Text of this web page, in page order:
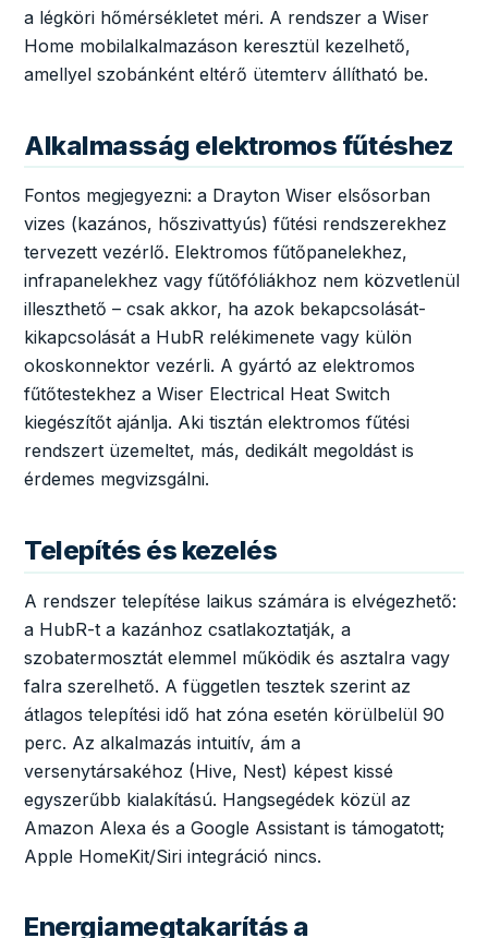
a légköri hőmérsékletet méri. A rendszer a Wiser
Home mobilalkalmazáson keresztül kezelhető,
amellyel szobánként eltérő ütemterv állítható be.
Alkalmasság elektromos fűtéshez
Fontos megjegyezni: a Drayton Wiser elsősorban
vizes (kazános, hőszivattyús) fűtési rendszerekhez
tervezett vezérlő. Elektromos fűtőpanelekhez,
infrapanelekhez vagy fűtőfóliákhoz nem közvetlenül
illeszthető – csak akkor, ha azok bekapcsolását-
kikapcsolását a HubR relékimenete vagy külön
okoskonnektor vezérli. A gyártó az elektromos
fűtőtestekhez a Wiser Electrical Heat Switch
kiegészítőt ajánlja. Aki tisztán elektromos fűtési
rendszert üzemeltet, más, dedikált megoldást is
érdemes megvizsgálni.
Telepítés és kezelés
A rendszer telepítése laikus számára is elvégezhető:
a HubR-t a kazánhoz csatlakoztatják, a
szobatermosztát elemmel működik és asztalra vagy
falra szerelhető. A független tesztek szerint az
átlagos telepítési idő hat zóna esetén körülbelül 90
perc. Az alkalmazás intuitív, ám a
versenytársakéhoz (Hive, Nest) képest kissé
egyszerűbb kialakítású. Hangsegédek közül az
Amazon Alexa és a Google Assistant is támogatott;
Apple HomeKit/Siri integráció nincs.
Energiamegtakarítás a